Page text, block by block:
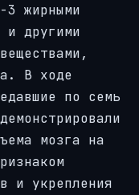
3 жирными
и другими
В ходе
по семь
мозга на
и укрепления